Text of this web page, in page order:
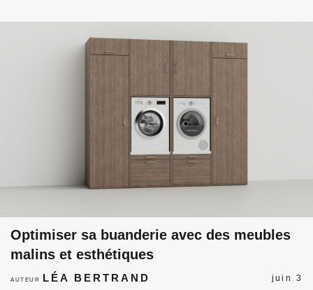
Optimiser sa buanderie avec des meubles
malins et esthétiques
AUTEUR LÉA BERTRAND juin 3